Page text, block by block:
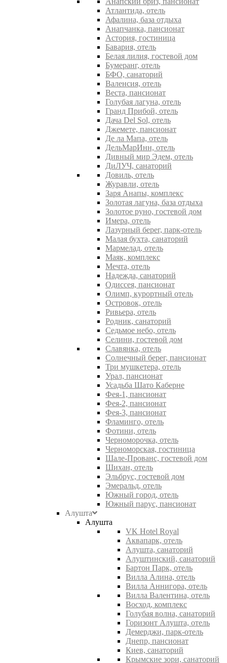
Атлантида, отель
Афалина, база отдыха
Анапчанка, пансионат
Астория, гостиница
Бавария, отель
Белая лилия, гостевой дом
Бумеранг, отель
БФО, санаторий
Валенсия, отель
Веста, пансионат
Голубая лагуна, отель
Гранд Прибой, отель
Дача Del Sol, отель
Джемете, пансионат
Де ла Мапа, отель
ДельМарИнн, отель
Дивный мир Эдем, отель
ДиЛУЧ, санаторий
Довиль, отель
Журавли, отель
Заря Анапы, комплекс
Золотая лагуна, база отдыха
Золотое руно, гостевой дом
Имера, отель
Лазурный берег, парк-отель
Малая бухта, санаторий
Мармелад, отель
Маяк, комплекс
Мечта, отель
Надежда, санаторий
Одиссея, пансионат
Олимп, курортный отель
Островок, отель
Ривьера, отель
Родник, санаторий
Седьмое небо, отель
Селини, гостевой дом
Славянка, отель
Солнечный берег, пансионат
Три мушкетера, отель
Урал, пансионат
Усадьба Шато Каберне
Фея-1, пансионат
Фея-2, пансионат
Фея-3, пансионат
Фламинго, отель
Фотини, отель
Черноморочка, отель
Черноморская, гостиница
Шале-Прованс, гостевой дом
Шихан, отель
Эльбрус, гостевой дом
Эмеральд, отель
Южный город, отель
Южный парус, пансионат
Алушта
Алушта
VK Hotel Royal
Аквапарк, отель
Алушта, санаторий
Алуштинский, санаторий
Бартон Парк, отель
Вилла Алина, отель
Вилла Аннигора, отель
Вилла Валентина, отель
Восход, комплекс
Голубая волна, санаторий
Горизонт Алушта, отель
Демерджи, парк-отель
Днепр, пансионат
Киев, санаторий
Крымские зори, санаторий